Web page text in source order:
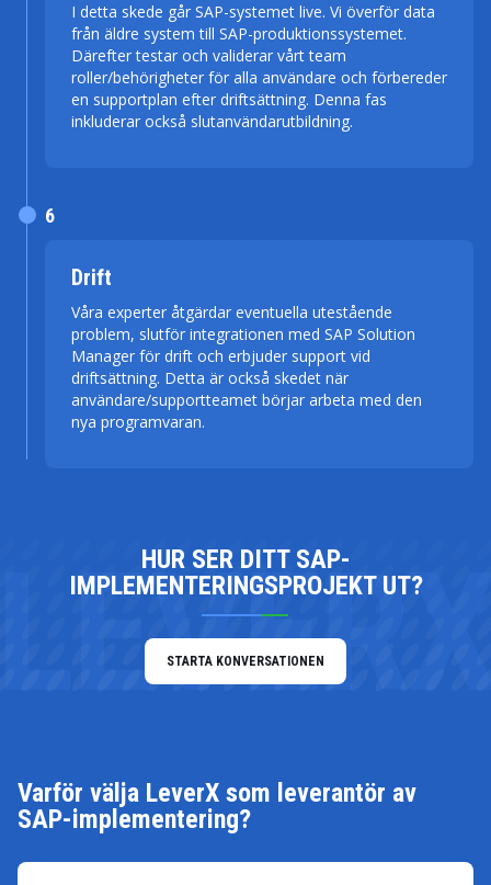
I detta skede går SAP-systemet live. Vi överför data
från äldre system till SAP-produktionssystemet.
Därefter testar och validerar vårt team
roller/behörigheter för alla användare och förbereder
en supportplan efter driftsättning. Denna fas
inkluderar också slutanvändarutbildning.
Drift
Våra experter åtgärdar eventuella utestående
problem, slutför integrationen med SAP Solution
Manager för drift och erbjuder support vid
driftsättning. Detta är också skedet när
användare/supportteamet börjar arbeta med den
nya programvaran.
6
HUR SER DITT SAP-
IMPLEMENTERINGSPROJEKT UT?
STARTA KONVERSATIONEN
Varför välja LeverX som leverantör av
SAP-implementering?